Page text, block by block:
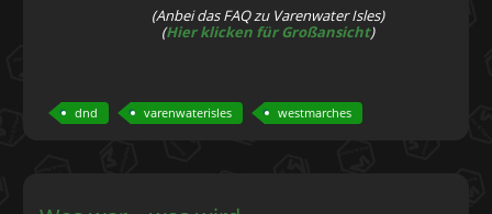
(Anbei das FAQ zu Varenwater Isles)
(Hier klicken für Großansicht)
dnd varenwaterisles westmarches